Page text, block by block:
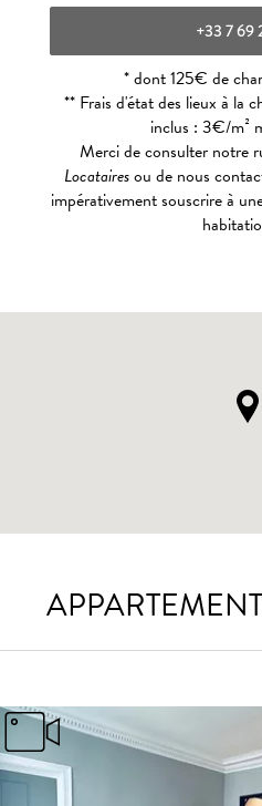
+33 7 69
* dont 125€ de
** Frais d'état des lieux à la
inclus : 3€/m²
Merci de consulter notre
Locatairesou de nous
impérativement souscrire à